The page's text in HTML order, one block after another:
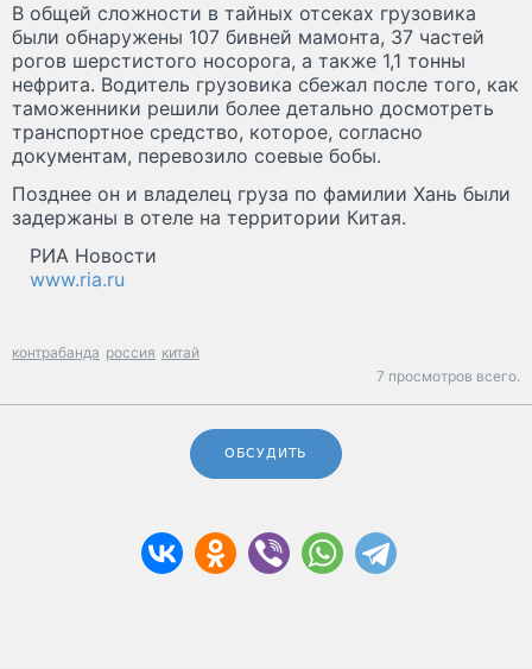
В общей сложности в тайных отсеках грузовика
были обнаружены 107 бивней мамонта, 37 частей
рогов шерстистого носорога, а также 1,1 тонны
нефрита. Водитель грузовика сбежал после того, как
таможенники решили более детально досмотреть
транспортное средство, которое, согласно
документам, перевозило соевые бобы.
Позднее он и владелец груза по фамилии Хань были
задержаны в отеле на территории Китая.
РИА Новости
www.ria.ru
контрабанда россия китай
7 просмотров всего.
ОБСУДИТЬ